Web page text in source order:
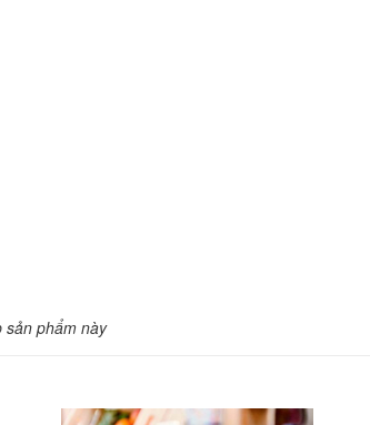
sản phẩm này